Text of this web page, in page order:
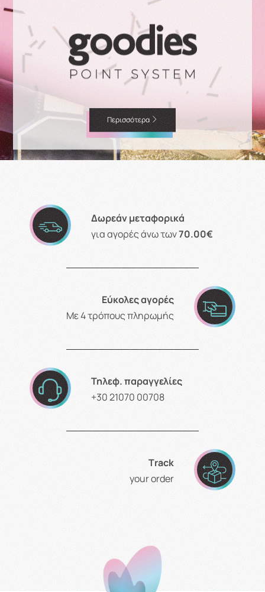
Περισσότερα
Δωρεάν μεταφορικά
για αγορές άνω των70.00€
Εύκολες αγορές
Με 4 τρόπους πληρωμής
Τηλεφ. παραγγελίες
+30 21070 00708
Τrack
your order